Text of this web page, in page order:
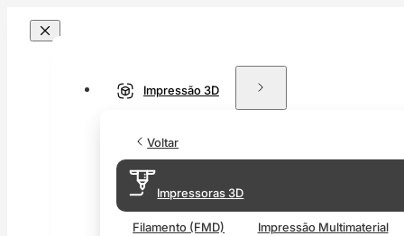
Impressão 3D
Voltar
Impressoras 3D
Filamento (FMD) Impressão Multimaterial